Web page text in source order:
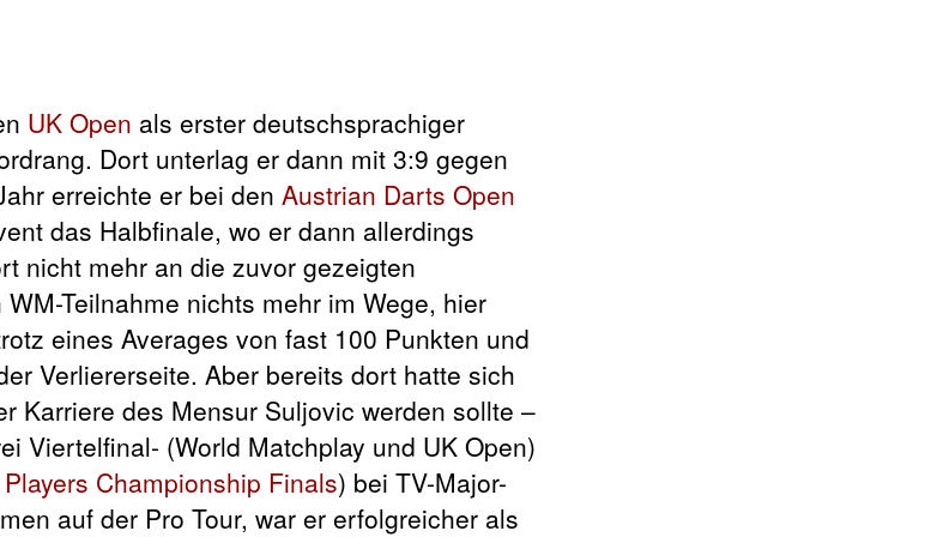
UK Open als erster deutschsprachiger
Dort unterlag er dann mit 3:9 gegen
erreichte er bei den Austrian Darts Open
das Halbfinale, wo er dann allerdings
nicht mehr an die zuvor gezeigten
Teilnahme nichts mehr im Wege, hier
eines Averages von fast 100 Punkten und
Verliererseite. Aber bereits dort hatte sich
Karriere des Mensur Suljovic werden sollte –
Viertelfinal- (World Matchplay und UK Open)
Players Championship Finals) bei TV-Major-
auf der Pro Tour, war er erfolgreicher als